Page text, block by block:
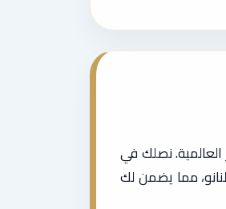
نصلك في
مما يضمن لك